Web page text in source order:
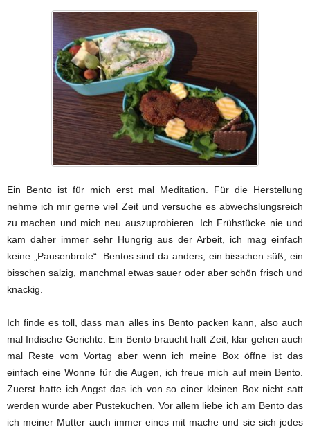
Ein Bento ist für mich erst mal Meditation. Für die Herstellung
nehme ich mir gerne viel Zeit und versuche es abwechslungsreich
zu machen und mich neu auszuprobieren. Ich Frühstücke nie und
kam daher immer sehr Hungrig aus der Arbeit, ich mag einfach
keine „Pausenbrote“. Bentos sind da anders, ein bisschen süß, ein
bisschen salzig, manchmal etwas sauer oder aber schön frisch und
knackig.
Ich finde es toll, dass man alles ins Bento packen kann, also auch
mal Indische Gerichte. Ein Bento braucht halt Zeit, klar gehen auch
mal Reste vom Vortag aber wenn ich meine Box öffne ist das
einfach eine Wonne für die Augen, ich freue mich auf mein Bento.
Zuerst hatte ich Angst das ich von so einer kleinen Box nicht satt
werden würde aber Pustekuchen. Vor allem liebe ich am Bento das
ich meiner Mutter auch immer eines mit mache und sie sich jedes